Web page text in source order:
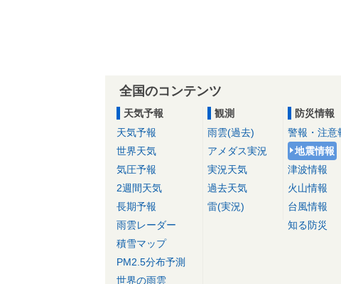
全国のコンテンツ
天気予報
天気予報
世界天気
気圧予報
2週間天気
長期予報
雨雲レーダー
積雪マップ
PM2.5分布予測
世界の雨雲
観測
雨雲(過去)
アメダス実況
実況天気
過去天気
雷(実況)
防災情報
警報・注意
地震情報
津波情報
火山情報
台風情報
知る防災